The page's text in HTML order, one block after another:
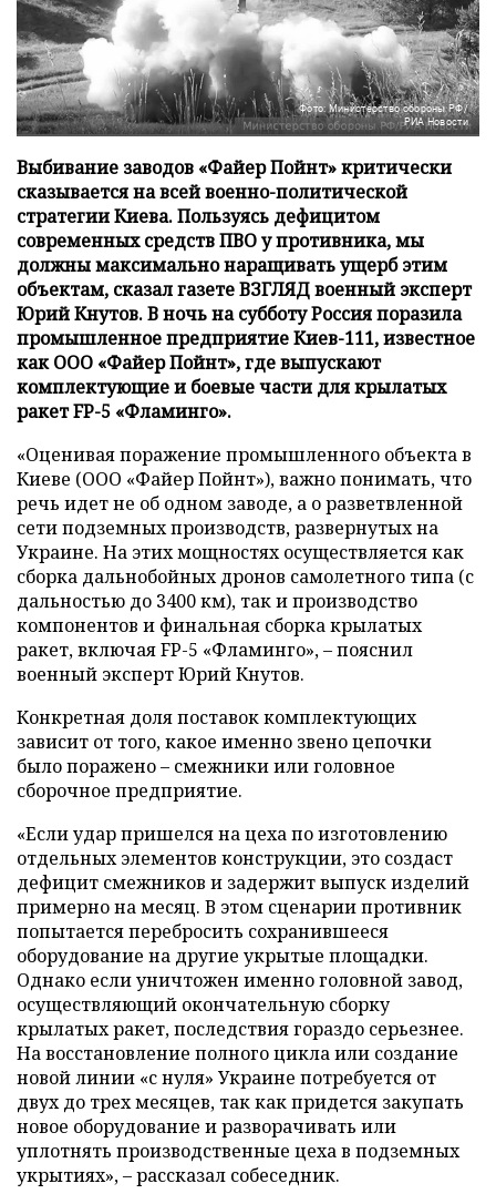
Фото: Министерство обороны РФ/
РИА Новости
Выбивание заводов «Файер Пойнт» критически
сказывается на всей военно-политической
стратегии Киева. Пользуясь дефицитом
современных средств ПВО у противника, мы
должны максимально наращивать ущерб этим
объектам, сказал газете ВЗГЛЯД военный эксперт
Юрий Кнутов. В ночь на субботу Россия поразила
промышленное предприятие Киев-111, известное
как ООО «Файер Пойнт», где выпускают
комплектующие и боевые части для крылатых
ракет FP-5 «Фламинго».
«Оценивая поражение промышленного объекта в
Киеве (ООО «Файер Пойнт»), важно понимать, что
речь идет не об одном заводе, а о разветвленной
сети подземных производств, развернутых на
Украине. На этих мощностях осуществляется как
сборка дальнобойных дронов самолетного типа (с
дальностью до 3400 км), так и производство
компонентов и финальная сборка крылатых
ракет, включая FP-5 «Фламинго», – пояснил
военный эксперт Юрий Кнутов.
Конкретная доля поставок комплектующих
зависит от того, какое именно звено цепочки
было поражено – смежники или головное
сборочное предприятие.
«Если удар пришелся на цеха по изготовлению
отдельных элементов конструкции, это создаст
дефицит смежников и задержит выпуск изделий
примерно на месяц. В этом сценарии противник
попытается перебросить сохранившееся
оборудование на другие укрытые площадки.
Однако если уничтожен именно головной завод,
осуществляющий окончательную сборку
крылатых ракет, последствия гораздо серьезнее.
На восстановление полного цикла или создание
новой линии «с нуля» Украине потребуется от
двух до трех месяцев, так как придется закупать
новое оборудование и разворачивать или
уплотнять производственные цеха в подземных
укрытиях», – рассказал собеседник.